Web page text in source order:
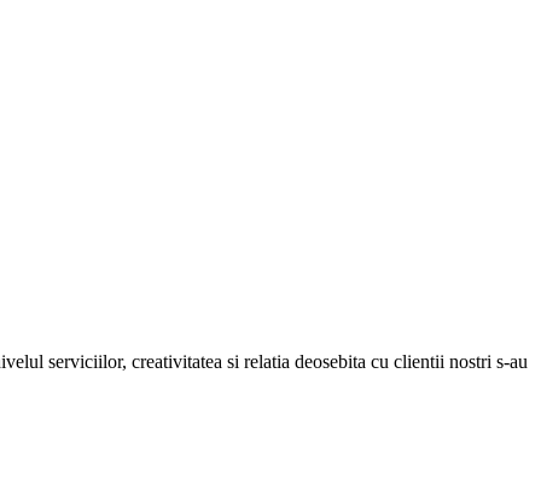
serviciilor, creativitatea si relatia deosebita cu clientii nostri s-au